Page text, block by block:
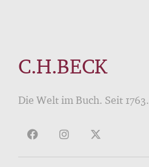
C.H.BECK
Die Welt im Buch. Seit 1763.